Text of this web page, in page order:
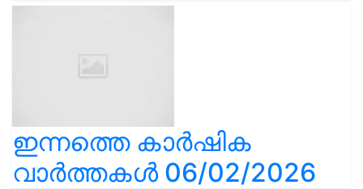
ഇന്നത്തെ കാർഷിക
വാർത്തകൾ 06/02/2026